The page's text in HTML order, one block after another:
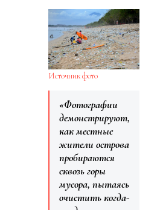
Источник фото
«Фотографии
демонстрируют,
как местные
жители острова
пробираются
сквозь горы
мусора, пытаясь
очистить когда-